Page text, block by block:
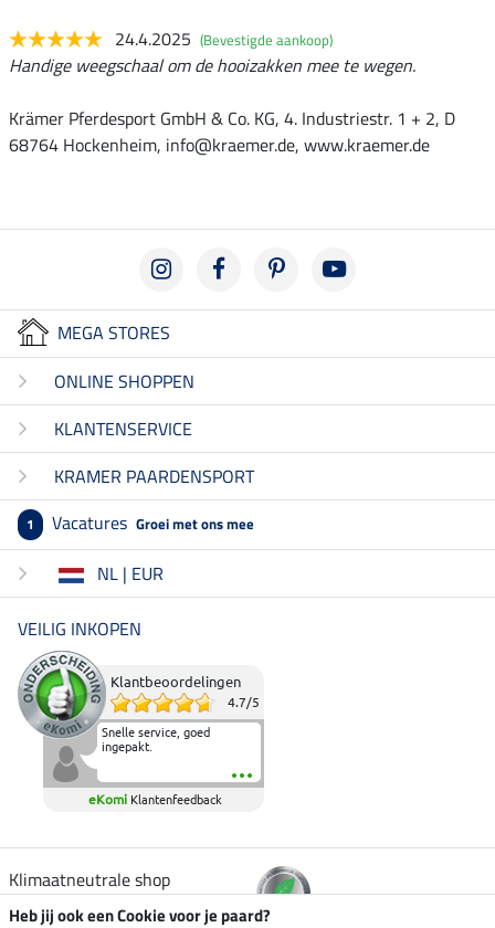
24.4.2025 (Bevestigde aankoop)
Handige weegschaal om de hooizakken mee te wegen.
Krämer Pferdesport GmbH & Co. KG, 4. Industriestr. 1 + 2, D
68764 Hockenheim, info@kraemer.de, www.kraemer.de
MEGA STORES
ONLINE SHOPPEN
KLANTENSERVICE
KRAMER PAARDENSPORT
1 Vacatures Groei met ons mee
NL | EUR
VEILIG INKOPEN
Klantbeoordelingen
4.7/5
Snelle service, goed
ingepakt.
eKomi Klantenfeedback
Klimaatneutrale shop
Heb jij ook een Cookie voor je paard?